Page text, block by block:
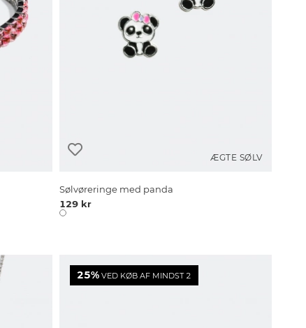
ÆGTE SØLV
Sølvøreringe med panda
129 kr
25% VED KØB AF MINDST 2